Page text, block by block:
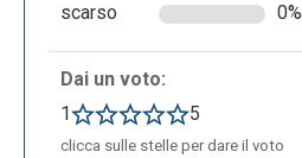
informazioni.
scarso
0%
Dai un voto:
1
5
clicca sulle stelle per dare il voto